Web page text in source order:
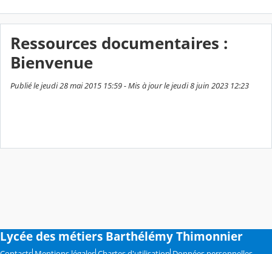
Ressources documentaires :
Bienvenue
Publié le jeudi 28 mai 2015 15:59 - Mis à jour le jeudi 8 juin 2023 12:23
Lycée des métiers Barthélémy Thimonnier